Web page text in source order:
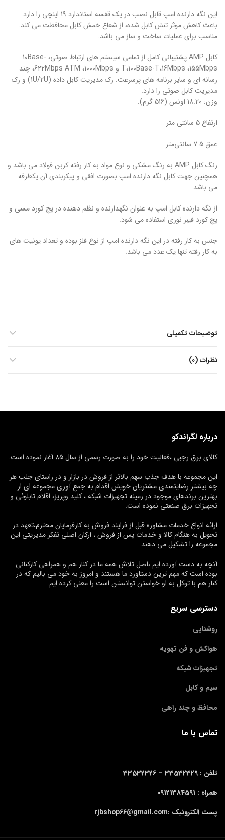
این نگه دارنده امپ قابل نصب در یک قفسه استاندارد 19 اینچی را دارد.
باعث کاهش موثر تنش کابل شده، از شعاع خمش کابل محافظت می کند.
مناسب برای عملیات ساخت و ساز می باشد.
کابل AMP پشتیبانی کامل از تمامی سیستم های ارتباط صوتی، 10Base-
T،100Base-T،16Mbps ،155Mbps و 622Mbps ATM ،1000Mbps، چند
رسانه ای و سایر برنامه های پرسرعت. رک مدیریت کابل داده (1U/2U) و رک
مدیریت کابل صوتی را دارد.
وزن: 18.20 اونس (516 گرم).
ارتفاع 5 سانتی متر
عمق 7.5 سانتی‌متر
رنگ کابل AMP به رنگ مشکی و نوع مواد به کار رفته کربن فولاد می باشد و
همچنین جهت کابل نگه دارنده امپ بصورت افقی و پیکربندی آن یکطرفه
می باشد.
از نگه دارنده کابل امپ به عنوان نگهدارنده و نظم دهنده در پچ کورد مسی و
پچ کورد فیبر نوری استفاده می شود.
جنس به کار رفته در این نگه دارنده امپ از نوع فلز بوده و تعداد یونیت های
به کار رفته تنها یک عدد می باشد.
توضیحات تکمیلی
نظرات (0)
درباره لگراندکو
کالای برق رجبی ،فعالیت خود را به صورت رسمی از سال 85 آغاز نموده است.
این مجموعه با هدف جذب سهم بالاتر از فروش در بازار و در راستای جلب هر
چه بیشتر رضایتمندی مشتریان خویش اقدام به جمع آوری مجموعه ای از
بهترین برندهای موجود در زمینه تجهیزات شبکه ، کلید وپریز، اقلام تابلوئی و
تجهیزات برق صنعتی نموده است.
ارائه انواع خدمات مشاوره قبل از فرایند فروش به کارفرمایان محترم،تعهد در
تحویل به هنگام کالا و خدمات پس از فروش ، ارکان اصلی تفکر مدیریتی این
مجموعه را تشکیل می دهند.
آنچه به دست آورده ایم ،اصل تلاش همه ما در کنار هم و همراهی کارکنانی
بوده است که مهم ترین دستاورد ما هستند و امروز به خود می بالیم که در
کنار هم با توکل به او خواستن توانستن است را معنی کرده ایم.
دسترسی سریع
روشنایی
هواکش و فن تهویه
تجهیزات شبکه
سیم و کابل
محافظ و چند راهی
تماس با ما
تلفن : 33532329 –
همراه : 09121384591
پست الکترونیک :rjbshop66@gmail.com